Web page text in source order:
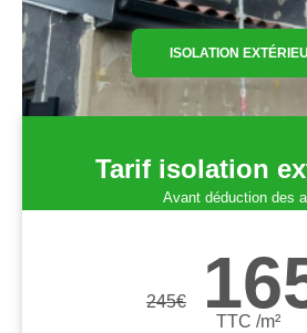
ISOLATION
Tarif isolation
Avant déduction des
245€
TTC /m²